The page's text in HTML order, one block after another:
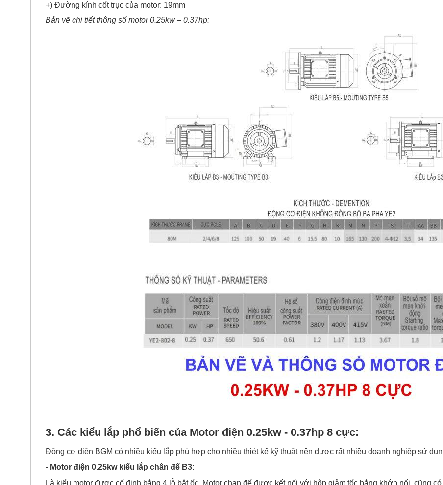
+) Đường kính cốt trục của motor: 19mm
Bản vẽ chi tiết thông số motor 0.25kw – 0.37hp:
3. Các kiểu lắp phổ biến của Motor điện 0.25kw - 0.37hp 8 cực:
Động cơ điện BGM có nhiều kiểu lắp phù hợp cho nhiều thiét kế kỹ thuật nên được rất nhiều doanh nghiệp sử
- Motor điện 0.25kw kiểu lắp chân đế B3:
Là kiểu motor được cố định bằng 4 lỗ bắt ốc, Motor chan đế được kết nối với hộp giảm tốc bằng khớp nối, cũng